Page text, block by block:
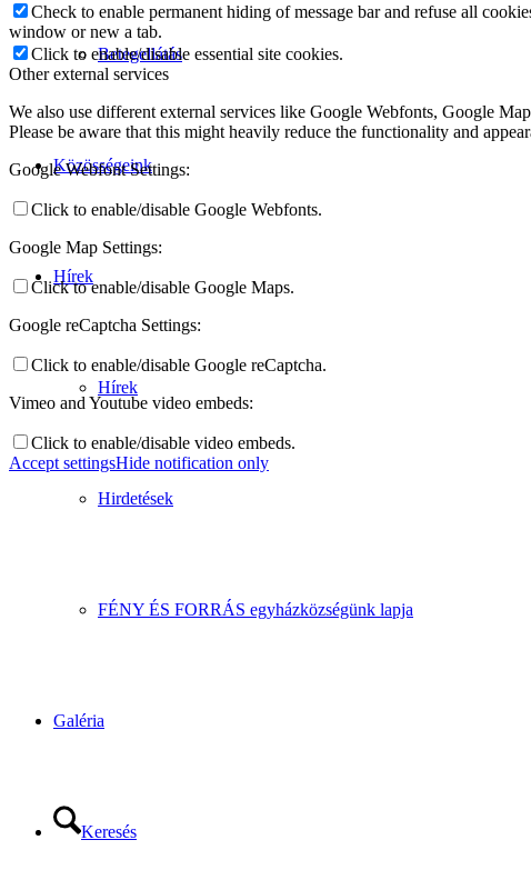
Betegellátás
Közösségeink
Hírek
Hírek
Hirdetések
FÉNY ÉS FORRÁS egyházközségünk lapja
Galéria
Keresés
Check to enable permanent hiding of message bar and refuse all
window or new a tab.
Click to enable/disable essential site cookies.
Other external services
We also use different external services like Google Webfonts, Google
Please be aware that this might heavily reduce the functionality and
Google Webfont Settings:
Click to enable/disable Google Webfonts.
Google Map Settings:
Click to enable/disable Google Maps.
Google reCaptcha Settings:
Click to enable/disable Google reCaptcha.
Vimeo and Youtube video embeds:
Click to enable/disable video embeds.
Accept settingsHide notification only